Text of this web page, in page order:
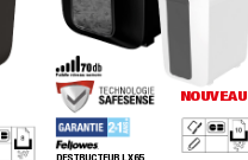
NOUVEAU